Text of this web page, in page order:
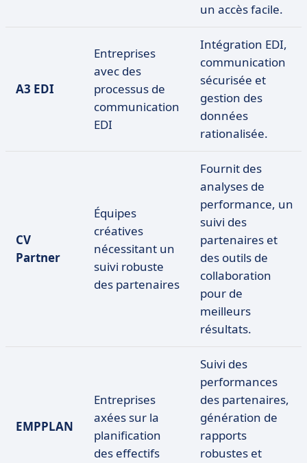
un accès facile.
A3 EDI
Entreprises
avec des
processus de
communication
EDI
Intégration EDI,
communication
sécurisée et
gestion des
données
rationalisée.
CV
Partner
Équipes
créatives
nécessitant un
suivi robuste
des partenaires
Fournit des
analyses de
performance, un
suivi des
partenaires et
des outils de
collaboration
pour de
meilleurs
résultats.
EMPPLAN
Entreprises
axées sur la
planification
des effectifs
Suivi des
performances
des partenaires,
génération de
rapports
robustes et